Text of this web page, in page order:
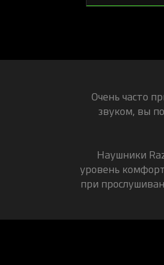
Очень часто
звуком, вы
Наушники
уровень
при